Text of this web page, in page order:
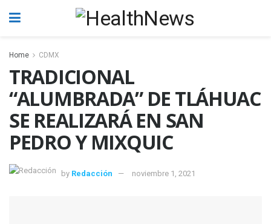
Home CDMX
TRADICIONAL
“ALUMBRADA” DE TLÁHUAC
SE REALIZARÁ EN SAN
PEDRO Y MIXQUIC
by Redacción noviembre 1, 2021